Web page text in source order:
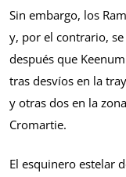
Sin embargo, los
y, por el contrario,
después que
tras desvíos en la
y otras dos en la
Cromartie.
El esquinero estelar